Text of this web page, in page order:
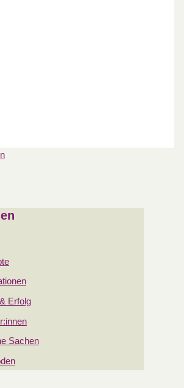
Erfolg
Sachen